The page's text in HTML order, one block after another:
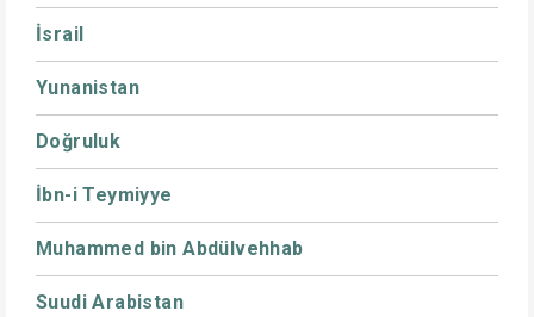
İsrail
Yunanistan
Doğruluk
İbn-i Teymiyye
Muhammed bin Abdülvehhab
Suudi Arabistan